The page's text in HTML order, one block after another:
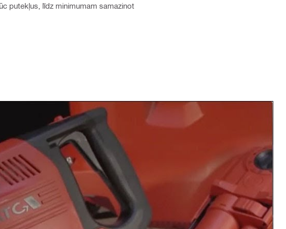
putekļus, līdz minimumam samazinot